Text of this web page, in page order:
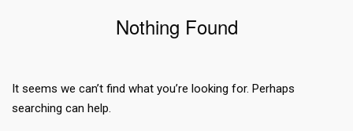
Nothing Found
It seems we can’t find what you’re looking for. Perhaps
searching can help.